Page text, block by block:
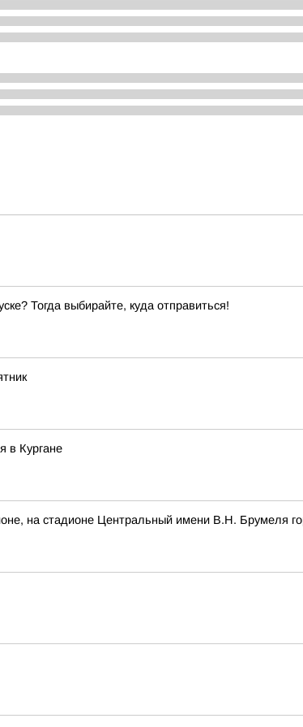
Тогда выбирайте, куда отправиться!
в Кургане
на стадионе Центральный имени В.Н. Брумеля